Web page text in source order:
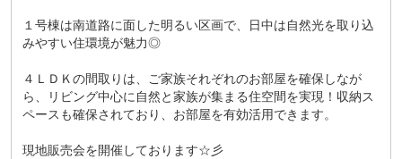
１号棟は南道路に面した明るい区画で、日中は自然光を取り込
みやすい住環境が魅力◎
４ＬＤＫの間取りは、ご家族それぞれのお部屋を確保しなが
ら、リビング中心に自然と家族が集まる住空間を実現！収納ス
ペースも確保されており、お部屋を有効活用できます。
現地販売会を開催しております☆彡